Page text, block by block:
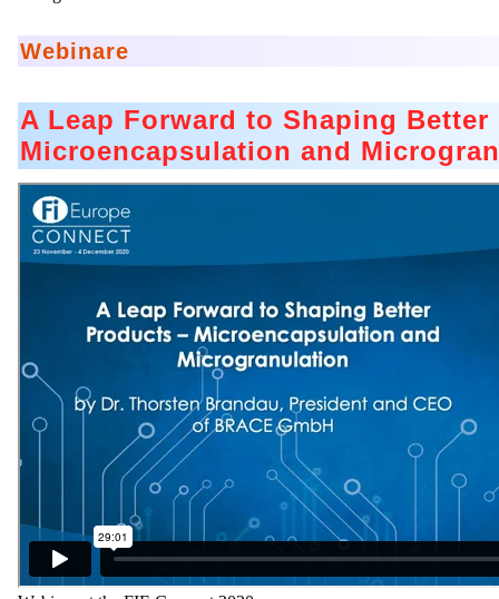
Webinare
A Leap Forward to Shaping
Microencapsulation and